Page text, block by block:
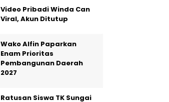
Video Pribadi Winda Can
Viral, Akun Ditutup
Wako Alfin Paparkan
Enam Prioritas
Pembangunan Daerah
2027
Ratusan Siswa TK Sungai